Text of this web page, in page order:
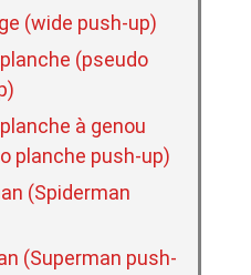
(wide push-up)
(pseudo
à genou
planche push-up)
(Spiderman
(Superman push-